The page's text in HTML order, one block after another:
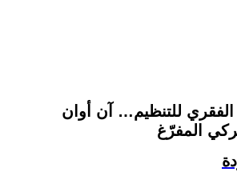
للتنظيم… آن أوان
المفرّغ